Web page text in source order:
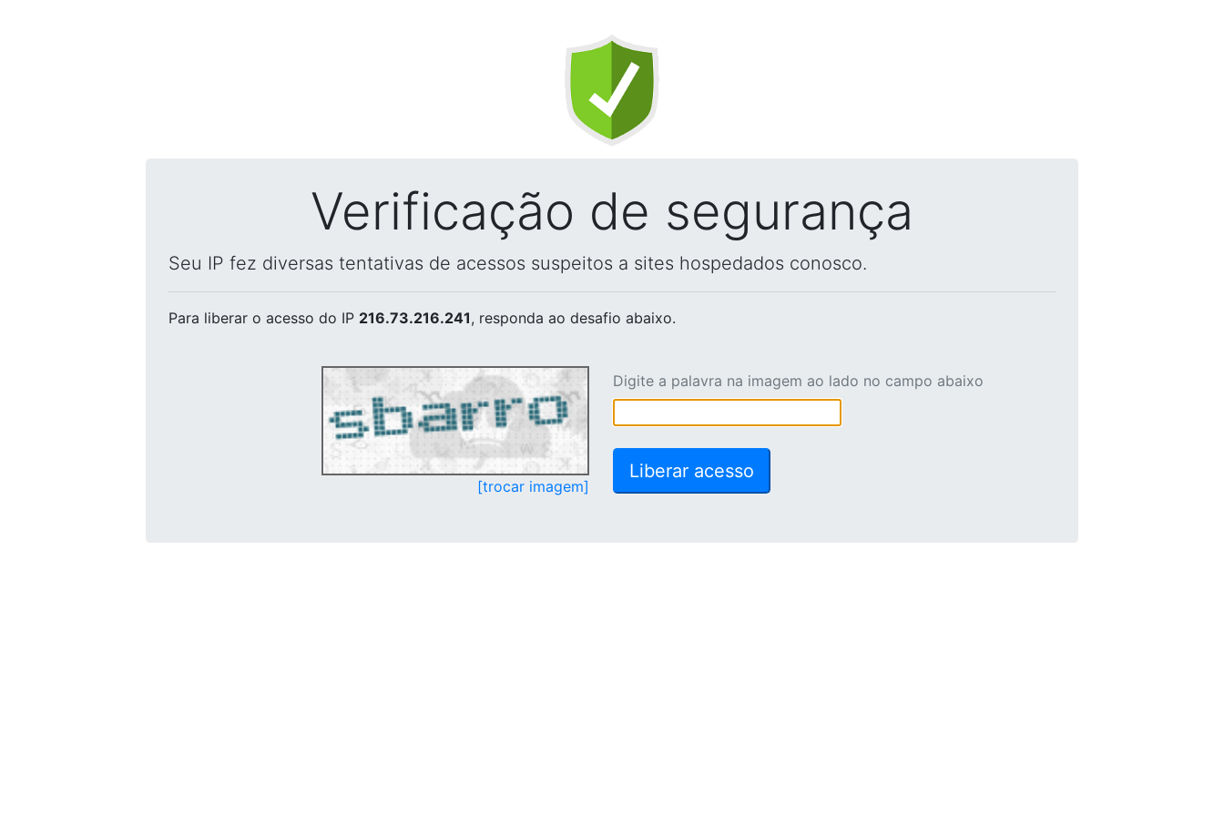
Verificação de segurança
Seu IP fez diversas tentativas de acessos suspeitos a sites hospedados conosco.
Para liberar o acesso do IP 216.73.216.241, responda ao desafio abaixo.
[trocar imagem]
Digite a palavra na imagem ao lado no campo abaixo